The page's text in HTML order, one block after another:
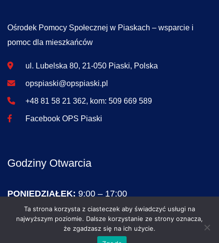
Ośrodek Pomocy Społecznej w Piaskach – wsparcie i
pomoc dla mieszkańców
ul. Lubelska 80, 21-050 Piaski, Polska
opspiaski@opspiaski.pl
+48 81 58 21 362, kom: 509 669 589
Facebook OPS Piaski
Godziny Otwarcia
PONIEDZIAŁEK: 9:00 – 17:00
WTOREK – PIĄTEK:7:15 – 15:15
SOBOTA – NIEDZIELA:NIECZYNNE
Ta strona korzysta z ciasteczek aby świadczyć usługi na
najwyższym poziomie. Dalsze korzystanie ze strony oznacza,
że zgadzasz się na ich użycie.